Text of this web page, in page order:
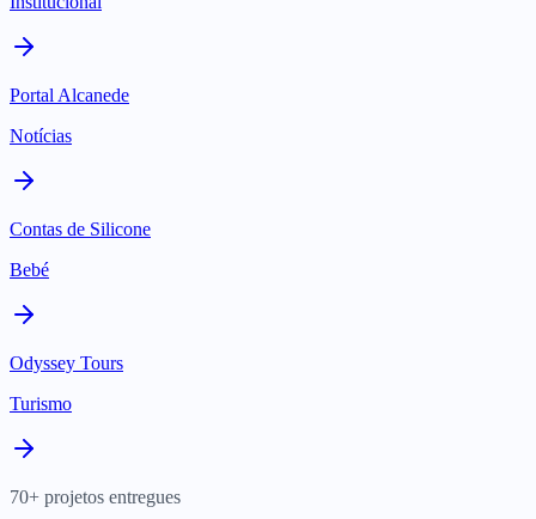
Portal Alcanede
Notícias
Contas de Silicone
Bebé
Odyssey Tours
Turismo
70+ projetos entregues